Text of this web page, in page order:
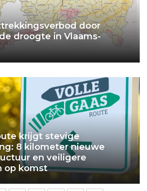
door
droogte in Vlaams-
krijgt stevige
8 kilometer nieuwe
en veiligere
op komst